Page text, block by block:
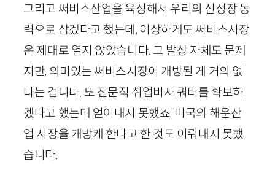
그리고 써비스산업을 육성해서 우리의 신성장 동
력으로 삼겠다고 했는데, 이상하게도 써비스시장
은 제대로 열지 않았습니다. 그 발상 자체도 문제
지만, 의미있는 써비스시장이 개방된 게 거의 없
다는 겁니다. 또 전문직 취업비자 쿼터를 확보하
겠다고 했는데 얻어내지 못했죠. 미국의 해운산
업 시장을 개방케 한다고 한 것도 이뤄내지 못했
습니다.